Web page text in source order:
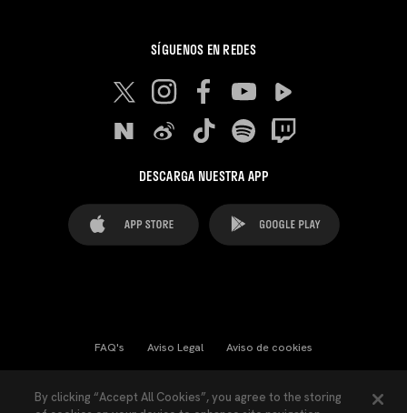
SÍGUENOS EN REDES
DESCARGA NUESTRA APP
FAQ's Aviso Legal Aviso de cookies
By clicking “Accept All Cookies”, you agree to the storing